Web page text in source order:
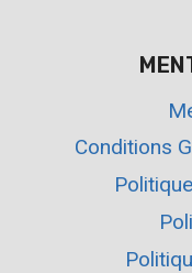
Conditions